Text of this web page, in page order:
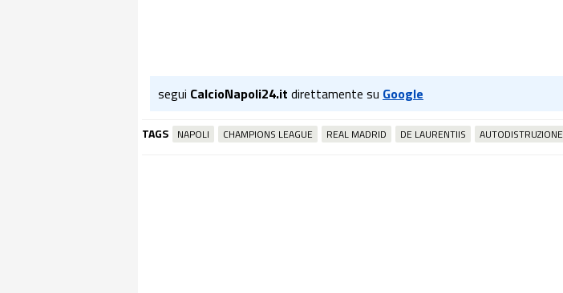
segui CalcioNapoli24.it direttamente su Google
TAGS NAPOLI CHAMPIONS LEAGUE REAL MADRID DE LAURENTIIS AUTODISTRUZIONE